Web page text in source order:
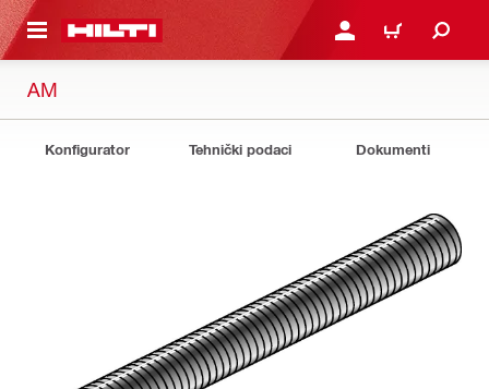
GLAVNI SADRŽAJ PRIJAVI SE ILI SE
KOŠARICA
AM
Konfigurator Tehnički podaci Dokumenti